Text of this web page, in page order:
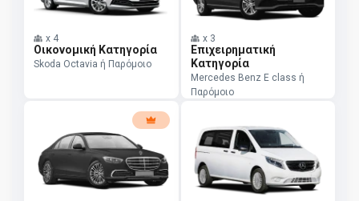
x 4
Οικονομική Κατηγορία
Skoda Octavia ή Παρόμοιο
x 3
Επιχειρηματική
Κατηγορία
Mercedes Benz E class ή
Παρόμοιο